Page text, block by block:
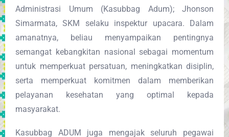
Administrasi Umum (Kasubbag Adum); Jhonson
Simarmata, SKM selaku inspektur upacara. Dalam
amanatnya, beliau menyampaikan pentingnya
semangat kebangkitan nasional sebagai momentum
untuk memperkuat persatuan, meningkatkan disiplin,
serta memperkuat komitmen dalam memberikan
pelayanan kesehatan yang optimal kepada
masyarakat.
Kasubbag ADUM juga mengajak seluruh pegawai